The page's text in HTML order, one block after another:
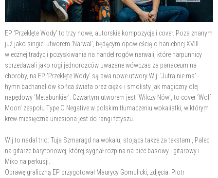
EP ‘Przeklęte Wody’ to trzy nowe, autorskie kompozycje i cover. Poza znanym
już jako singiel utworem 'Narwal', będącym opowieścią o haniebnej XVIII-
wiecznej tradycji pozyskiwania na handel rogów narwali, które harpunnicy
sprzedawali jako rogi jednorożców uważane wówczas za panaceum na
choroby, na EP 'Przeklęte Wody' są dwa nowe utwory Wij: ‘Jutra nie ma’ -
hymn bachanaliów końca świata oraz ciężki i smolisty jak magiczny olej
napędowy ‘Metabunkier’. Czwartym utworem jest ‘Wilczy Nów’, to cover ‘Wolf
Moon’ zespołu Type O Negative w polskim tłumaczeniu wokalistki, w którym
krew miesięczna uniesiona jest do rangi fetyszu.
Wij to nadal trio: Tuja Szmaragd na wokalu, stojąca także za tekstami, Palec
na gitarze barytonowej, której sygnał rozpina na piec basowy i gitarowy i
Miko na perkusji.
Oprawę graficzną EP przygotował Maurycy Gomulicki, zdjęcia: Piotr